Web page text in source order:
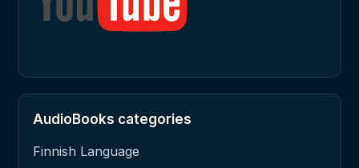
AudioBooks categories
Finnish Language